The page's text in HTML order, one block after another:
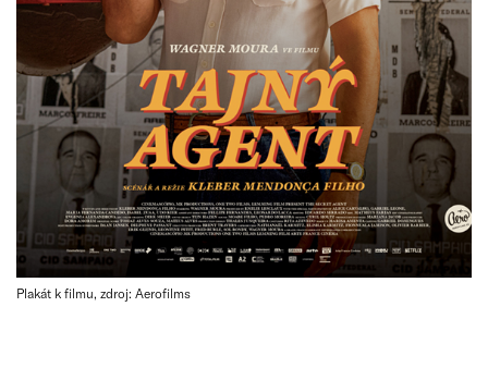
Plakát k filmu, zdroj: Aerofilms